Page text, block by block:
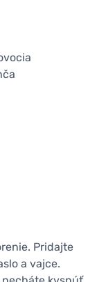
Pridajte
a vajce.